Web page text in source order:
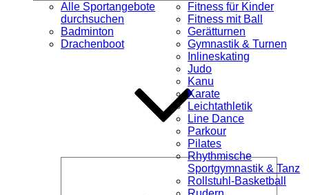
Alle Sportangebote
durchsuchen
Badminton
Drachenboot
öffnen
Fitness für Kinder
Fitness mit Ball
Gerätturnen
Gymnastik & Turnen
Inlineskating
Judo
Kanu
Karate
Leichtathletik
Line Dance
Parkour
Pilates
Rhythmische
Sportgymnastik & Tanz
Rollstuhl-Basketball